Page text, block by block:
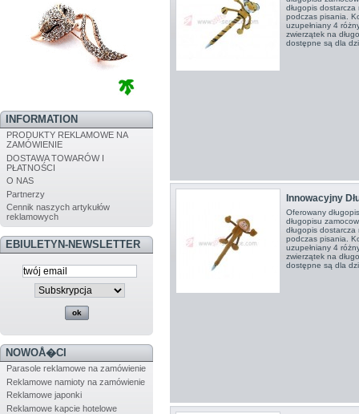
INFORMATION
PRODUKTY REKLAMOWE NA
ZAMÓWIENIE
DOSTAWA TOWARÓW I
PŁATNOŚCI
O NAS
Partnerzy
Cennik naszych artykułów
reklamowych
EBIULETYN-NEWSLETTER
NOWOÅ�CI
Parasole reklamowe na zamówienie
Reklamowe namioty na zamówienie
Reklamowe japonki
Reklamowe kapcie hotelowe
długopis
podczas pisania.
uzupełniany 4
zwierzątek na
dostępne są dla
Innowacyjny
Oferowany
długopisu
długopis
podczas pisania.
uzupełniany 4
zwierzątek na
dostępne są dla